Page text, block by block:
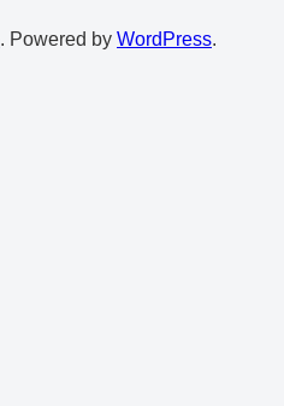
. Powered by WordPress.